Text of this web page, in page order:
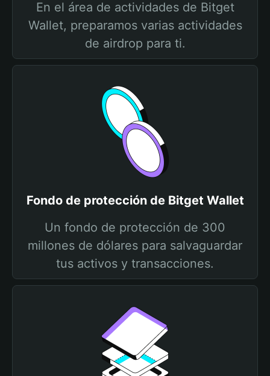
En el área de actividades de Bitget
Wallet, preparamos varias actividades
de airdrop para ti.
Fondo de protección de Bitget Wallet
Un fondo de protección de 300
millones de dólares para salvaguardar
tus activos y transacciones.